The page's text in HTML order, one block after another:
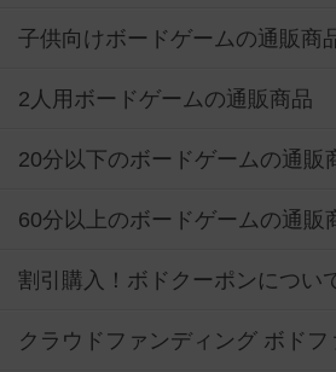
子供向けボードゲームの通販商
2人用ボードゲームの通販商品
20分以下のボードゲームの通販
60分以上のボードゲームの通販
割引購入！ボドクーポンについ
クラウドファンディング ボドフ